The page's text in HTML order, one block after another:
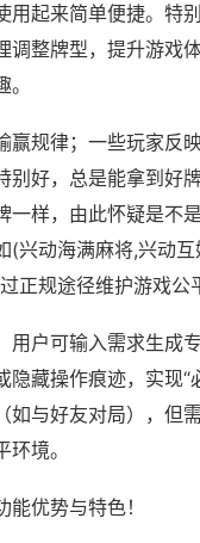
用起来简单便捷。特
调整牌型，提升游戏
赢规律；一些玩家反
别好，总是能拿到好
一样，由此怀疑是不
(兴动海满麻将,兴动
正规途径维护游戏公
用户可输入需求生成
隐藏操作痕迹，实现“
如与好友对局），但
境。
优势与特色！